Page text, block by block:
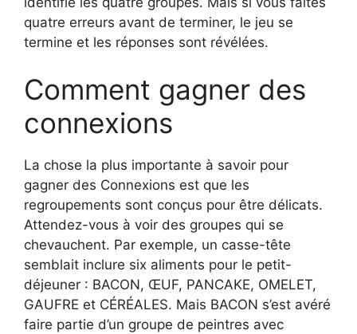
quatre erreurs avant de terminer, le jeu se
termine et les réponses sont révélées.
Comment gagner des
connexions
La chose la plus importante à savoir pour
gagner des Connexions est que les
regroupements sont conçus pour être délicats.
Attendez-vous à voir des groupes qui se
chevauchent. Par exemple, un casse-tête
semblait inclure six aliments pour le petit-
déjeuner : BACON, ŒUF, PANCAKE, OMELET,
GAUFRE et CÉRÉALES. Mais BACON s’est avéré
faire partie d’un groupe de peintres avec